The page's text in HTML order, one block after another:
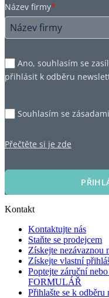
Název firmy*
Ano, souhlasím se
přihlásit k odběru
Souhlasím se
Přečtěte si je zde
Kontakt
Kontaktujte nás
Staňte se prodejcem
Získejte nezávaznou
Získejte vlastní
Poptejte záruční
FORMULÁŘ
Přihlašte se k